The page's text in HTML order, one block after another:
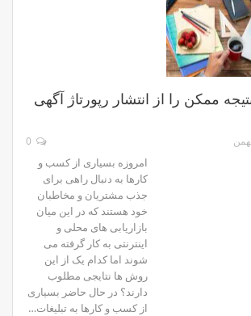
ممکن را از انتشار رپورتاژ آگهی
امروزه بسیاری از کسب و
کارها به دنبال راهی برای
جذب مشتریان و مخاطبان
خود هستند که در این میان
بازاریابی های محلی و
اینترنتی به کار گرفته می
شوند اما کدام یک از این
روش ها نتایجی مطلوب
دارند؟ در حال حاضر بسیاری
از کسب و کارها به تبلیغات…